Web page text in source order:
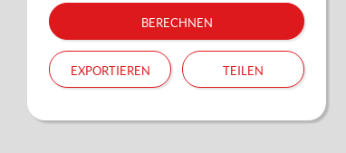
berechnen
exportieren teilen